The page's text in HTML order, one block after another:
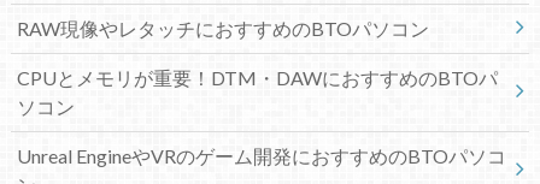
RAW現像やレタッチにおすすめのBTOパソコン
CPUとメモリが重要！DTM・DAWにおすすめのBTOパ
ソコン
Unreal EngineやVRのゲーム開発におすすめのBTOパソコ